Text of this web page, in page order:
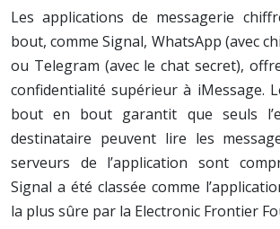
Les applications de messagerie
bout, comme Signal, WhatsApp (avec
ou Telegram (avec le chat secret),
confidentialité supérieur à iMessage.
bout en bout garantit que seuls
destinataire peuvent lire les
serveurs de l’application sont
Signal a été classée comme
la plus sûre par la Electronic Frontier